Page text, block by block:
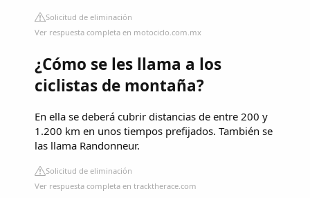
Solicitud de eliminación
Ver respuesta completa en motociclo.com.mx
¿Cómo se les llama a los
ciclistas de montaña?
En ella se deberá cubrir distancias de entre 200 y
1.200 km en unos tiempos prefijados. También se
las llama Randonneur.
Solicitud de eliminación
Ver respuesta completa en tracktherace.com